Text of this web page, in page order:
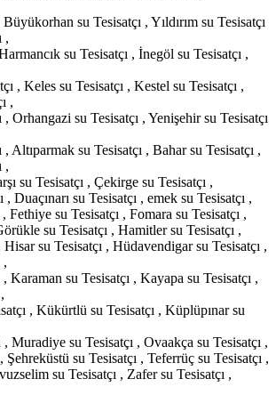
su Tesisatçı , Yıldırım su Tesisatçı
,
su Tesisatçı , İnegöl su Tesisatçı ,
, Keles su Tesisatçı , Kestel su Tesisatçı ,
,
Orhangazi su Tesisatçı , Yenişehir su Tesisatçı
Altıparmak su Tesisatçı , Bahar su Tesisatçı ,
,
su Tesisatçı , Çekirge su Tesisatçı ,
Duaçınarı su Tesisatçı , emek su Tesisatçı ,
Fethiye su Tesisatçı , Fomara su Tesisatçı ,
su Tesisatçı , Hamitler su Tesisatçı ,
su Tesisatçı , Hüdavendigar su Tesisatçı ,
,
Karaman su Tesisatçı , Kayapa su Tesisatçı ,
, Kükürtlü su Tesisatçı , Küplüpınar su
, Muradiye su Tesisatçı , Ovaakça su Tesisatçı ,
Şehreküstü su Tesisatçı , Teferrüç su Tesisatçı ,
su Tesisatçı , Zafer su Tesisatçı ,